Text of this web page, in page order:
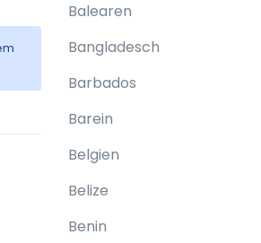
Balearen
Bangladesch
Barbados
Barein
Belgien
Belize
Benin